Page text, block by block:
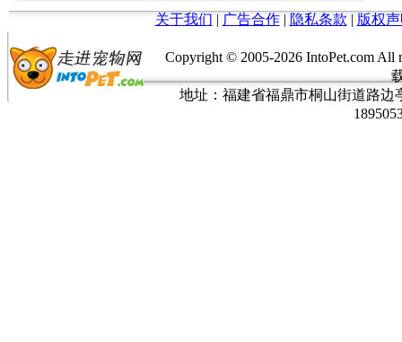
关于我们 | 广告合作| 隐私条款 | 版权
Copyright © 2005-2026 IntoPet.com
地址：福建省福鼎市桐山街道路边